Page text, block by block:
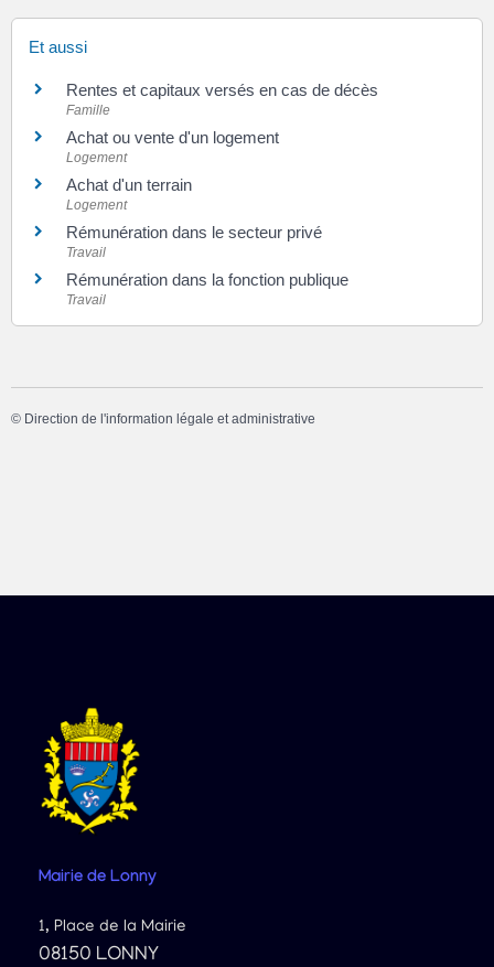
Et aussi
Rentes et capitaux versés en cas de décès
Famille
Achat ou vente d'un logement
Logement
Achat d'un terrain
Logement
Rémunération dans le secteur privé
Travail
Rémunération dans la fonction publique
Travail
© Direction de l'information légale et administrative
Mairie de Lonny
1, Place de la Mairie
08150 LONNY